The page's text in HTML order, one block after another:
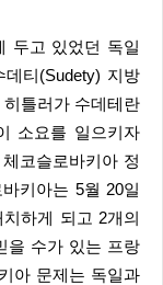
티(Sudety) 지방
틀러가 수데테란
소요를 일으키자
코슬로바키아 정
키아는 5월 20일
하게 되고 2개의
을 수가 있는 프랑
아 문제는 독일과